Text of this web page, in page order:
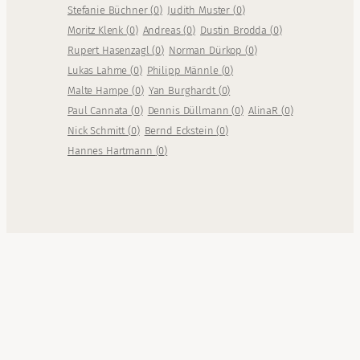
Stefanie Büchner(0) Judith Muster (0)
Moritz Klenk(0) Andreas(0) Dustin Brodda (0)
Rupert Hasenzagl(0) Norman Dürkop (0)
Lukas Lahme(0) Philipp Männle (0)
Malte Hampe(0) Yan Burghardt (0)
Paul Cannata(0) Dennis Düllmann(0) AlinaR (0)
Nick Schmitt(0) Bernd Eckstein(0)
Hannes Hartmann (0)